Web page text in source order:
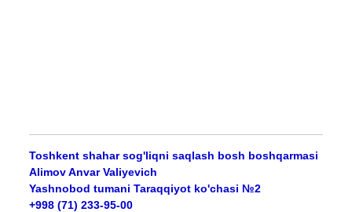
Toshkent shahar sog'liqni saqlash bosh boshqarmasi
Alimov Anvar Valiyevich
Yashnobod tumani Taraqqiyot ko'chasi №2
+998 (71) 233-95-00